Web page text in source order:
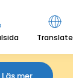
Translate
Läs mer